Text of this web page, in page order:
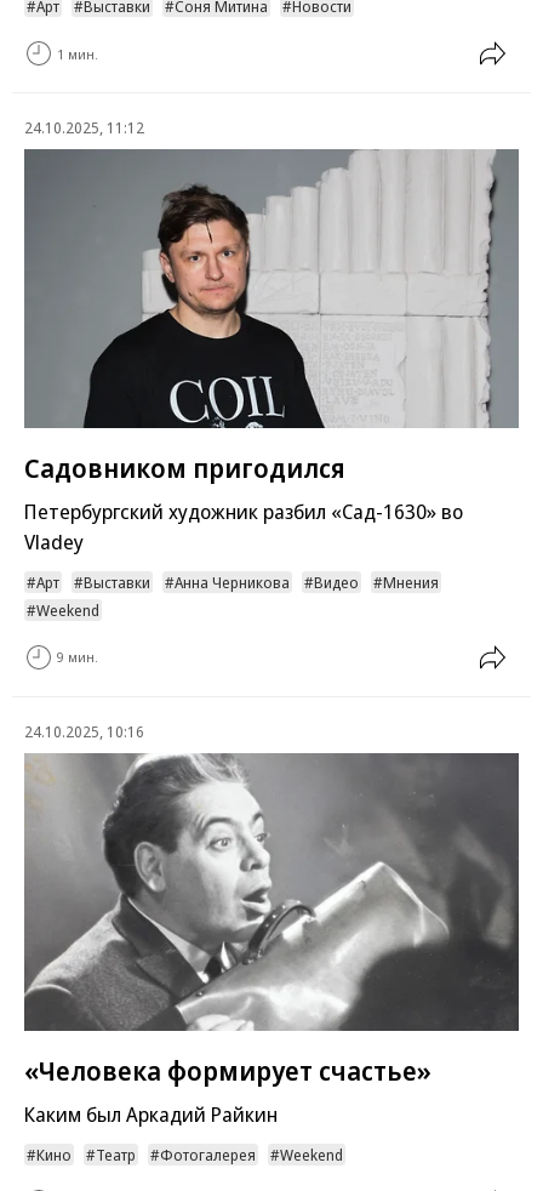
Арт Выставки Соня Митина Новости
1 мин.
24.10.2025, 11:12
Садовником пригодился
Петербургский художник разбил «Сад-1630» во
Vladey
Арт Выставки Анна Черникова Видео
Мнения
Weekend
9 мин.
24.10.2025, 10:16
«Человека формирует счастье»
Каким был Аркадий Райкин
Кино Театр Фотогалерея Weekend